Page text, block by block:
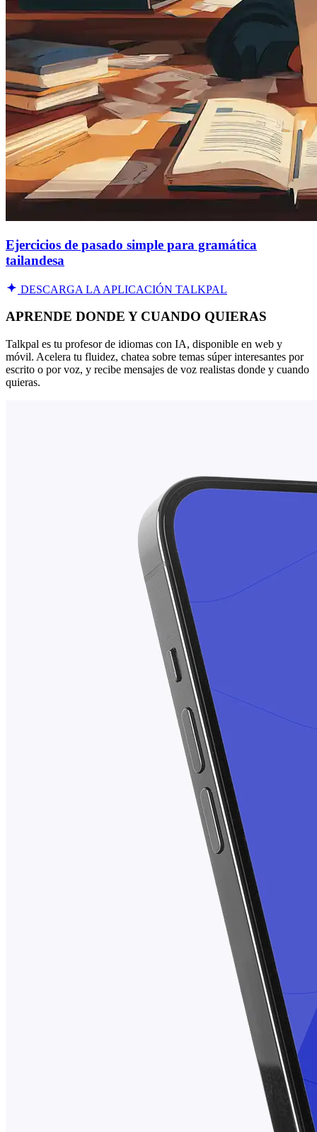
Ejercicios de pasado simple para gramática
tailandesa
DESCARGA LA APLICACIÓN TALKPAL
APRENDE DONDE Y CUANDO QUIERAS
Talkpal es tu profesor de idiomas con IA, disponible en web y
móvil. Acelera tu fluidez, chatea sobre temas súper interesantes por
escrito o por voz, y recibe mensajes de voz realistas donde y cuando
quieras.